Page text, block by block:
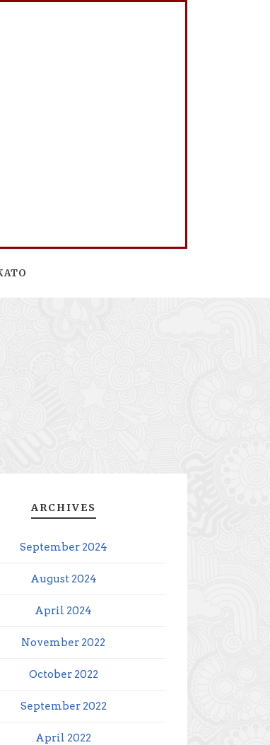
ARCHIVES
September 2024
August 2024
April 2024
November 2022
October 2022
September 2022
April 2022